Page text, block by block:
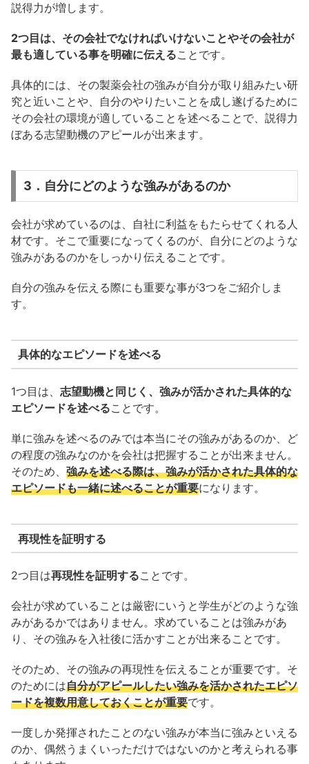
説得力が増します。
2つ目は、その会社でなければいけないことやその会社が
最も適している事を明確に伝えることです。
具体的には、その製薬会社の強みが自分が取り組みたい研
究と近いことや、自分のやりたいことを成し遂げるために
その会社の環境が適していることを述べることで、説得力
ぼある志望動機のアピールが出来ます。
3．自分にどのような強みがあるのか
会社が求めているのは、自社に利益をもたらせてくれる人
材です。そこで重要になってくるのが、自分にどのような
強みがあるのかをしっかり伝えることです。
自分の強みを伝える際にも重要な事が3つをご紹介しま
す。
具体的なエピソードを述べる
1つ目は、 志望動機と同じく、強みが活かされた具体的な
エピソードを述べることです。
単に強みを述べるのみでは本当にその強みがあるのか、ど
の程度の強みなのかを会社は把握することが出来ません。
そのため、 強みを述べる際は、強みが活かされた具体的な
エピソードも一緒に述べることが重要になります。
再現性を証明する
2つ目は再現性を証明することです。
会社が求めていることは厳密にいうと学生がどのような強
みがあるかではありません。求めていることは強みがあ
り、その強みを入社後に活かすことが出来ることです。
そのため、その強みの再現性を伝えることが重要です。そ
のためには自分がアピールしたい強みを活かされたエピソ
ードを複数用意しておくことが重要です。
一度しか発揮されたことのない強みが本当に強みといえる
のか、偶然うまくいっただけではないのかと考えられる事